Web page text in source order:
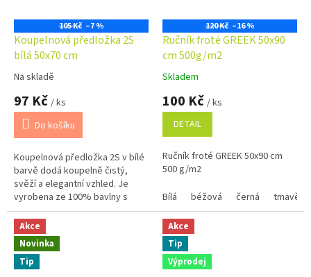
105 Kč –7 %
Koupelnová předložka 2S
bílá 50x70 cm
Průměrné
hodnocení
produktu
5,0
5
hvězdiček.
Na skladě
97 Kč / ks
Do košíku
Koupelnová předložka 2S v bílé
barvě dodá koupelně čistý,
svěží a elegantní vzhled. Je
vyrobena ze 100% bavlny s
vysokou gramáží 700 g/m², díky
čemuž je mimořádně měkká,...
120 Kč –16 %
Ručník froté GREEK 50x90
cm 500g/m2
Průměrné
hodnocení
produktu
5,0
5
hvězdiček.
Skladem
100 Kč / ks
DETAIL
Ručník froté GREEK 50x90 cm
500 g/m2
Bílá
béžová černá tmavě
Akce
Novinka
Tip
Akce
Tip
Výprodej